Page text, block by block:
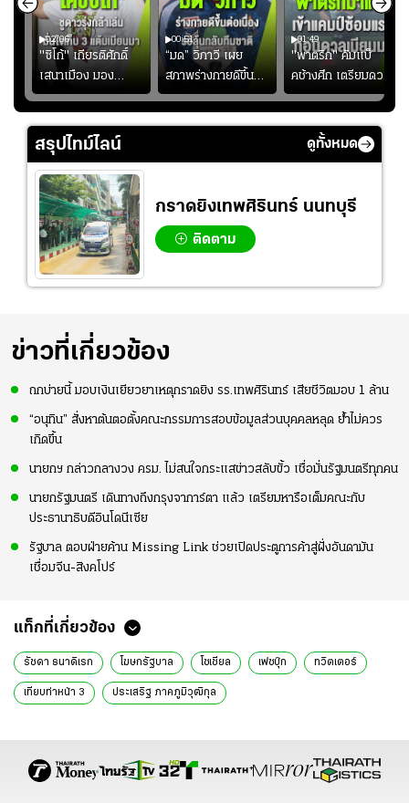
02:06
"ซิโก้" เกียรติศักดิ์
เสนาเมือง มอง
ว่าการเปิดโอกาสให้
แข้งดาวรุ่งลงสนาม
อย่างต่อเนื่อง
00:51
“มด” วิภาวี เผย
สภาพร่างกายดีขึ้น
อย่างต่อเนื่อง พร้อม
พยายามลงสนามให้
01:49
"พาตริก" คัมแบ็
คช้างศึก เตรียมดวล
เมียนมา อาเซียน คัพ
2026 #ฟุตบอล
#ทีมชาติไทย
สรุปไทม์ไลน์ ดูทั้งหมด
กราดยิงเทพศิรินทร์ นนทบุรี
ติดตาม
ข่าวที่เกี่ยวข้อง
ถกบ่ายนี้ มอบเงินเยียวยาเหตุกราดยิง รร.เทพศิรินทร์ เสียชีวิตมอบ 1 ล้าน
“อนุทิน” สั่งหาต้นตอตั้งคณะกรรมการสอบข้อมูลส่วนบุคคลหลุด ย้ำไม่ควร
เกิดขึ้น
นายกฯ กล่าวกลางวง ครม. ไม่สนใจกระแสข่าวสลับขั้ว เชื่อมั่นรัฐมนตรีทุกคน
นายกรัฐมนตรี เดินทางถึงกรุงจาการ์ตา แล้ว เตรียมหารือเต็มคณะกับ
ประธานาธิบดีอินโดนีเซีย
รัฐบาล ตอบฝ่ายค้าน Missing Link ช่วยเปิดประตูการค้าสู่ฝั่งอันดามัน
เชื่อมจีน-สิงคโปร์
แท็กที่เกี่ยวข้อง
รัชดา ธนาดิเรก โฆษกรัฐบาล โซเชียล เฟซบุ๊ก ทวิตเตอร์
เทียบท่าหน้า 3 ประเสริฐ ภาคภูมิวุฒิกุล